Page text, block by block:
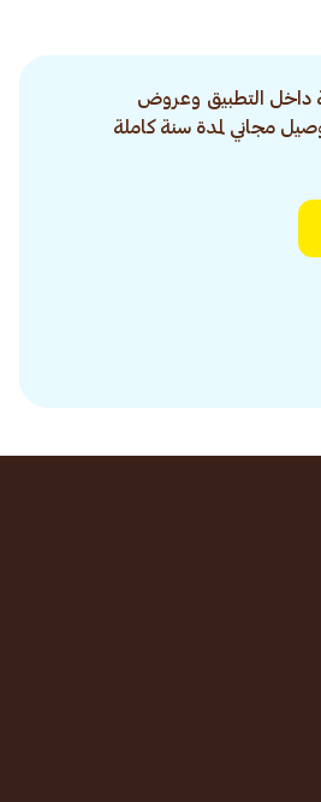
داخل التطبيق وعروض
مجاني لمدة سنة كاملة